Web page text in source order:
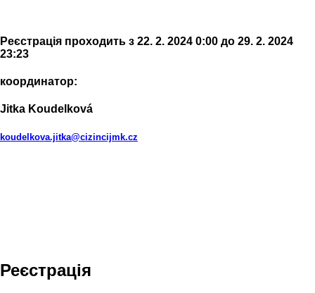
Реєстрація проходить з 22. 2. 2024 0:00 до 29. 2. 2024
23:23
координатор:
Jitka Koudelková
koudelkova.jitka@cizincijmk.cz
Реєстрація